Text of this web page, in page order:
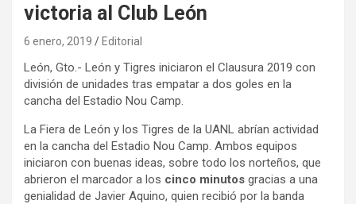
victoria al Club León
6 enero, 2019 Editorial
León, Gto.- León y Tigres iniciaron el Clausura 2019 con
división de unidades tras empatar a dos goles en la
cancha del Estadio Nou Camp.
La Fiera de León y los Tigres de la UANL abrían actividad
en la cancha del Estadio Nou Camp. Ambos equipos
iniciaron con buenas ideas, sobre todo los norteños, que
abrieron el marcador a los cinco minutos gracias a una
genialidad de Javier Aquino, quien recibió por la banda